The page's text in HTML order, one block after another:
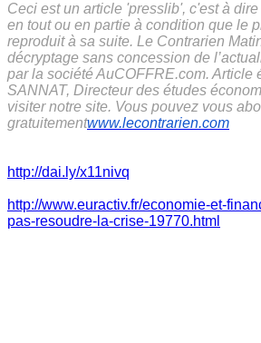
Ceci est un article 'presslib', c'est à
en tout ou en partie à condition que le
reproduit à sa suite. Le Contrarien
décryptage sans concession de
par la société AuCOFFRE.com. Article
SANNAT, Directeur des études
visiter notre site. Vous pouvez vous
gratuitementwww.lecontrarien.com
http://dai.ly/x11nivq
http://www.euractiv.fr/economie-et-
pas-resoudre-la-crise-19770.html